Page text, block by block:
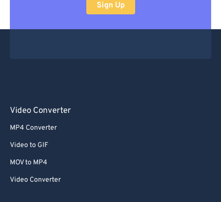
Sign Up
Video Converter
MP4 Converter
Video to GIF
MOV to MP4
Video Converter